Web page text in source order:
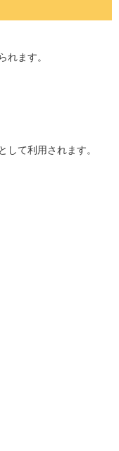
れます。
して利用されます。